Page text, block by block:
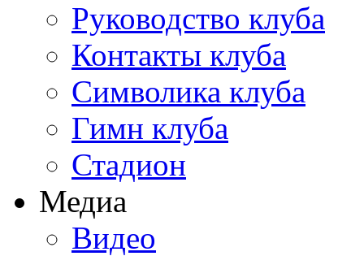
Руководство клуба
Контакты клуба
Символика клуба
Гимн клуба
Стадион
Медиа
Видео